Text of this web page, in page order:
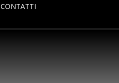
CONTATTI